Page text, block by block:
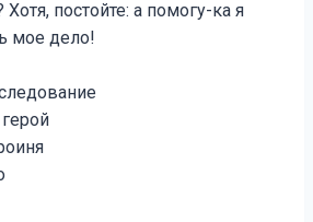
постойте: а помогу-ка я
мое дело!